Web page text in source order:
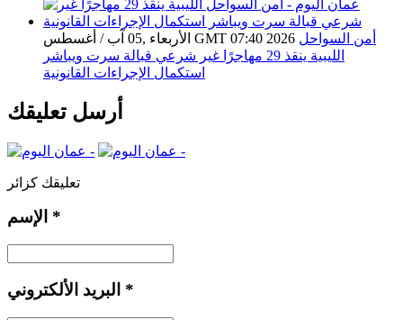
الأربعاء ,05 آب / أغسطس GMT 07:40 2026 أمن السواحل
الليبية ينقذ 29 مهاجرًا غير شرعي قبالة سرت ويباشر
استكمال الإجراءات القانونية
أرسل تعليقك
تعليقك كزائر
*
*